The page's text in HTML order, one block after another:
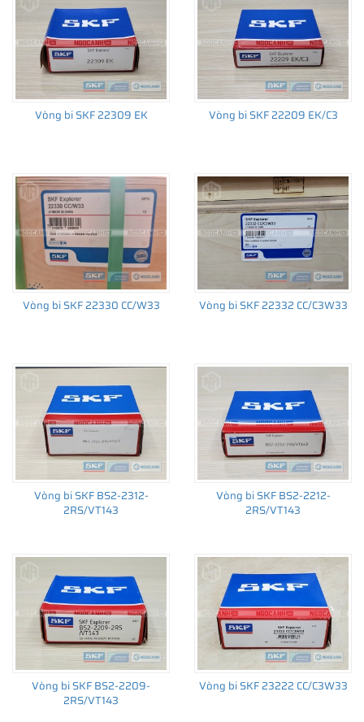
làm việc khó khăn như môi trường nhiễm bẩn hay bôi trơn thiếu.
Vòng bi SKF 22309 EK Vòng bi SKF 22209 EK/C3
Vòng bi SKF 22330 CC/W33 Vòng bi SKF 22332 CC/C3W33
Vòng bi SKF BS2-2312-
2RS/VT143
Vòng bi SKF BS2-2212-
2RS/VT143
Vòng bi SKF BS2-2209-
2RS/VT143
Vòng bi SKF 23222 CC/C3W33